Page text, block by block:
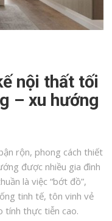
nội thất tối
– xu hướng
rộn, phong cách thiết
được nhiều gia đình
là việc “bớt đồ”,
tinh tế, tôn vinh vẻ
tính thực tiễn cao.